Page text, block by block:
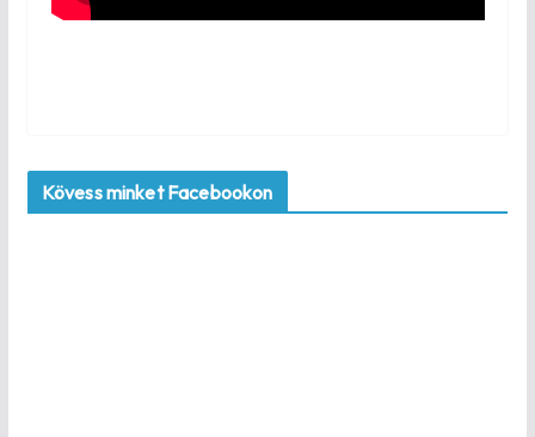
Kövess minket Facebookon